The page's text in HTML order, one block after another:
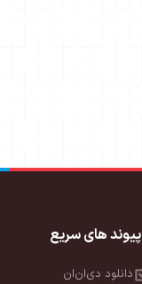
پیوند های سریع
دانلود دی‌ان‌ان